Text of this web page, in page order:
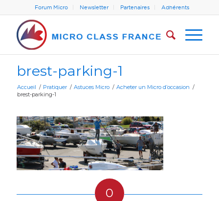
Forum Micro Newsletter Partenaires Adhérents
brest-parking-1
Accueil / Pratiquer / Astuces Micro / Acheter un Micro d’occasion /
brest-parking-1
0